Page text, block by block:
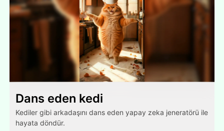
Dans eden kedi
Kediler gibi arkadaşını dans eden yapay zeka jeneratörü ile
hayata döndür.